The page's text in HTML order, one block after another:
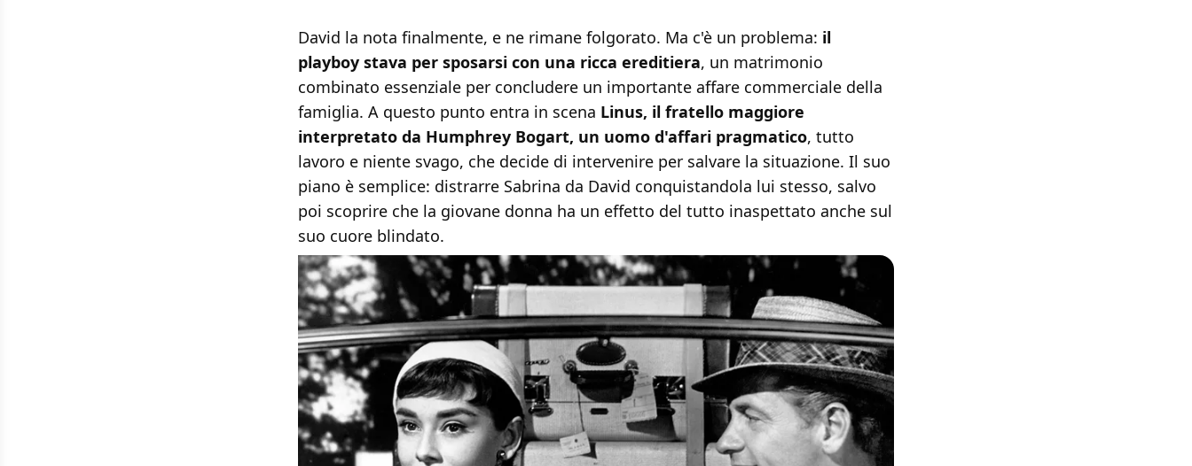
David la nota finalmente, e ne rimane folgorato. Ma c'è un problema: il
playboy stava per sposarsi con una ricca ereditiera, un matrimonio
combinato essenziale per concludere un importante affare commerciale della
famiglia. A questo punto entra in scena Linus, il fratello maggiore
interpretato da Humphrey Bogart, un uomo d'affari pragmatico, tutto
lavoro e niente svago, che decide di intervenire per salvare la situazione. Il suo
piano è semplice: distrarre Sabrina da David conquistandola lui stesso, salvo
poi scoprire che la giovane donna ha un effetto del tutto inaspettato anche sul
suo cuore blindato.